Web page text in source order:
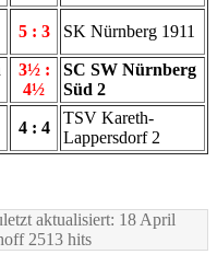
5 : 3 SK Nürnberg 1911
3½ :
4½
SC SW Nürnberg
Süd 2
4 : 4
TSV Kareth-
Lappersdorf 2
aktualisiert: 18 April
2513 hits